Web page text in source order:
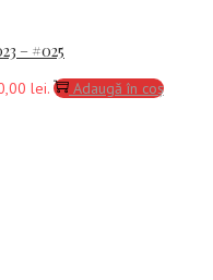
– #025
lei.
Adaugă în coș